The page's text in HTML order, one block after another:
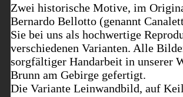
Zwei historische Motive, im
Bernardo Bellotto (genannt
Sie bei uns als hochwertige
verschiedenen Varianten. Alle
sorgfältiger Handarbeit in unserer
Brunn am Gebirge gefertigt.
Die Variante Leinwandbild, auf